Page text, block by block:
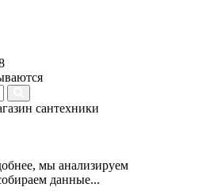
сантехники
мы анализируем
данные...